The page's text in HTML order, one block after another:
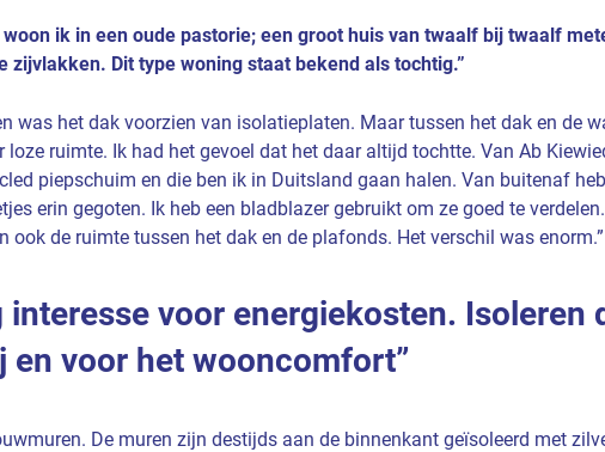
ik in een oude pastorie; een groot huis van twaalf bij twaalf
zijvlakken. Dit type woning staat bekend als tochtig.”
was het dak voorzien van isolatieplaten. Maar tussen het dak en de
loze ruimte. Ik had het gevoel dat het daar altijd tochtte. Van Ab
piepschuim en die ben ik in Duitsland gaan halen. Van buitenaf
erin gegoten. Ik heb een bladblazer gebruikt om ze goed te
ook de ruimte tussen het dak en de plafonds. Het verschil was enorm.”
interesse voor energiekosten. Isoleren
en voor het wooncomfort
De muren zijn destijds aan de binnenkant geïsoleerd met